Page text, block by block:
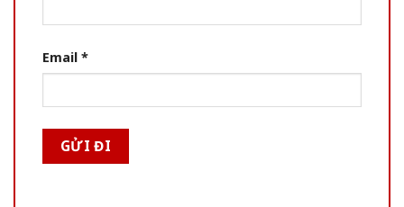
Email *